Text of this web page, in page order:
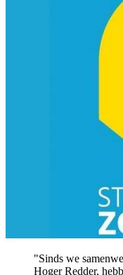
"Sinds we
Hoger Redder,